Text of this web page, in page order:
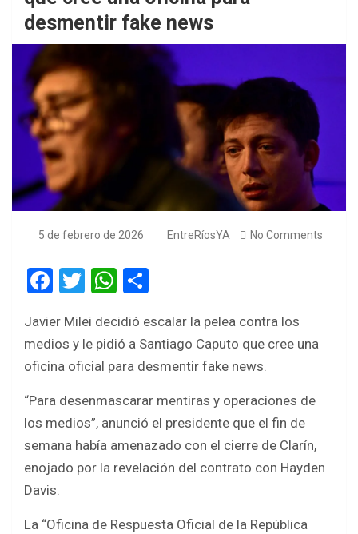
desmentir fake news
5 de febrero de 2026 EntreRíosYA No Comments
F
ce
b
o
k
T
tt
er
W
at
s
p
p
ar
e
Javier Milei decidió escalar la pelea contra los
medios y le pidió a Santiago Caputo que cree una
oficina oficial para desmentir fake news.
“Para desenmascarar mentiras y operaciones de
los medios”, anunció el presidente que el fin de
semana había amenazado con el cierre de Clarín,
enojado por la revelación del contrato con Hayden
Davis.
La “Oficina de Respuesta Oficial de la República